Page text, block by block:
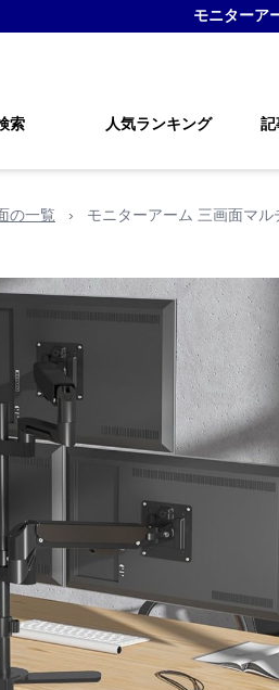
モニターア
索 人気ランキング 記
の一覧 › モニターアーム 三画面マル